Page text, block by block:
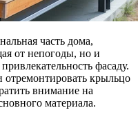
часть дома,
от непогоды, но и
фасаду.
крыльцо
внимание на
материала.